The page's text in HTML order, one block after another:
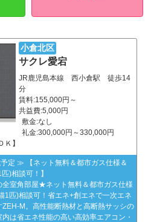
小倉北区
サクレ愛宕
JR鹿児島本線 西小倉駅 徒歩14
分
賃料:155,000円～
共益費:5,000円
敷金:なし
礼金:300,000円～330,000円
】
定 ≫ 【ネット無料＆都市ガス仕様＆
)相談可！】
室角部屋★ネット無料＆都市ガス仕様
1匹)相談可！省エネ+創エネで一次エネ
M。高性能断熱材と高断熱サッシの
は省エネ性能の高い高効率エアコン・